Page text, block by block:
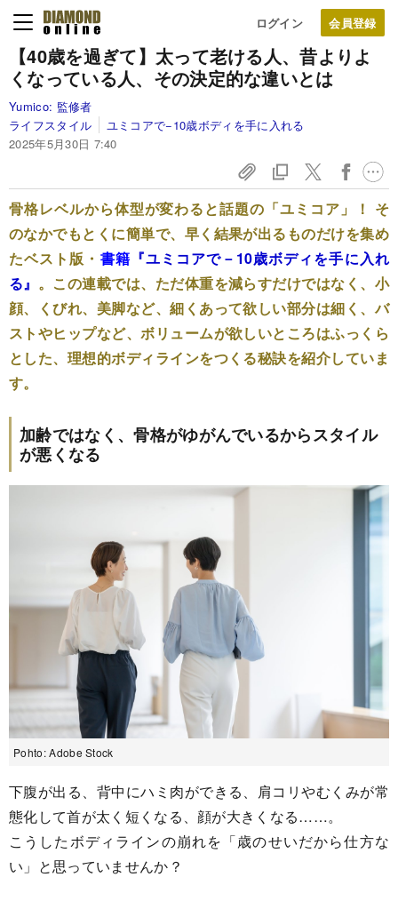
ログイン
【40歳を過ぎて】太って老ける人、昔よりよ
くなっている人、その決定的な違いとは
Yumico: 監修者
ライフスタイル
ユミコアで−10歳ボディを手に入れる
2025年5月30日 7:40
骨格レベルから体型が変わると話題の「ユミコア」！ そ
のなかでもとくに簡単で、早く結果が出るものだけを集め
たベスト版・ 書籍 『ユミコアで－10歳ボディを手に入れ
る』 。この連載では、ただ体重を減らすだけではなく、小
顔、くびれ、美脚など、細くあって欲しい部分は細く、バ
ストやヒップなど、ボリュームが欲しいところはふっくら
とした、理想的ボディラインをつくる秘訣を紹介していま
す。
加齢ではなく、骨格がゆがんでいるからスタイル
が悪くなる
Pohto: Adobe Stock
下腹が出る、背中にハミ肉ができる、肩コリやむくみが常
態化して首が太く短くなる、顔が大きくなる……。
こうしたボディラインの崩れを「歳のせいだから仕方な
い」と思っていませんか？